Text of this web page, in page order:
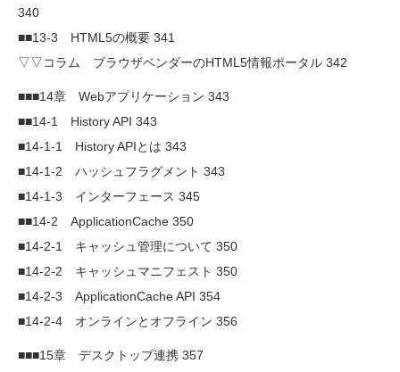
340
■■13-3 HTML5の概要 341
▽▽コラム ブラウザベンダーのHTML5情報ポータル 342
■■■14章 Webアプリケーション 343
■■14-1 History API 343
■14-1-1 History APIとは 343
■14-1-2 ハッシュフラグメント 343
■14-1-3 インターフェース 345
■■14-2 ApplicationCache 350
■14-2-1 キャッシュ管理について 350
■14-2-2 キャッシュマニフェスト 350
■14-2-3 ApplicationCache API 354
■14-2-4 オンラインとオフライン 356
■■■15章 デスクトップ連携 357